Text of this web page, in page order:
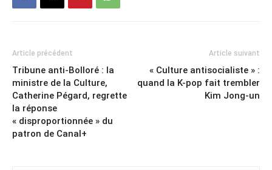
Article précédent
Tribune anti-Bolloré : la
ministre de la Culture,
Catherine Pégard, regrette
la réponse
« disproportionnée » du
patron de Canal+
Article suivant
« Culture antisocialiste » :
quand la K-pop fait trembler
Kim Jong-un